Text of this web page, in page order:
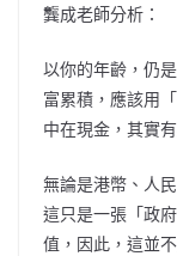
龔成老師分析：
以你的年齡，仍
富累積，應該用
中在現金，其實
無論是港幣、人
這只是一張「政
值，因此，這並